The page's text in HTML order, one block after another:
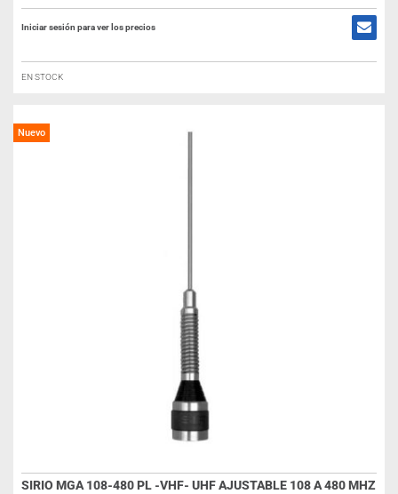
Iniciar sesión para ver los precios
EN STOCK
Nuevo
SIRIO MGA 108-480 PL -VHF- UHF AJUSTABLE 108 A 480 MHZ